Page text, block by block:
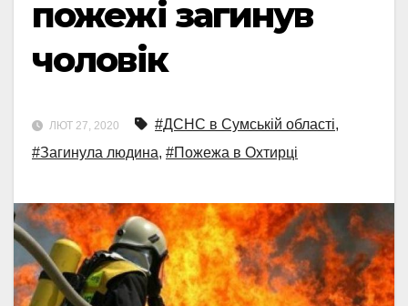
пожежі загинув
чоловік
ЛЮТ 27, 2020 #ДСНС в Сумській області,
#Загинула людина, #Пожежа в Охтирці